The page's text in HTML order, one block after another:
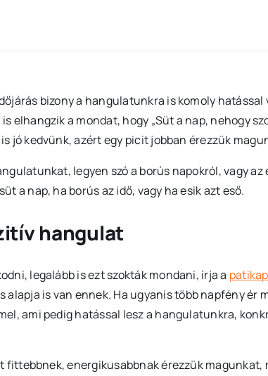
bizony a hangulatunkra is komoly hatással
elhangzik a mondat, hogy „Süt a nap, nehogy
jó kedvünk, azért egy picit jobban érezzük
legyen szó a borús napokról, vagy az
a nap, ha borús az idő, vagy ha esik azt eső.
hangulat
legalább is ezt szokták mondani, írja a
alapja is van ennek. Ha ugyanis több napfény ér
ami pedig hatással lesz a hangulatunkra,
fittebbnek, energikusabbnak érezzük